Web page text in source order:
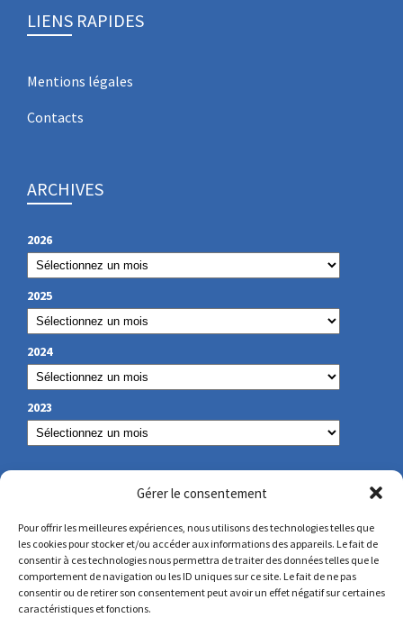
Gérer le consentement
Pour offrir les meilleures expériences, nous utilisons des technologies telles que
les cookies pour stocker et/ou accéder aux informations des appareils. Le fait de
consentir à ces technologies nous permettra de traiter des données telles que le
comportement de navigation ou les ID uniques sur ce site. Le fait de ne pas
consentir ou de retirer son consentement peut avoir un effet négatif sur certaines
caractéristiques et fonctions.
LIENS RAPIDES
Mentions légales
Contacts
ARCHIVES
2026
2025
2024
2023
NOS COORDONNÉES
secretariat@lamennais.org
protectionenfance@lamennais.org